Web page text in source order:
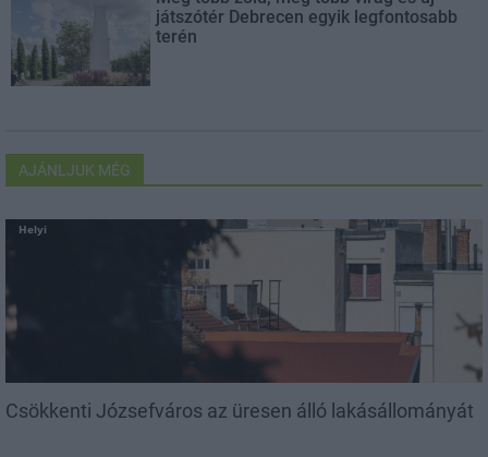
játszótér Debrecen egyik legfontosabb
terén
AJÁNLJUK MÉG
Helyi
Csökkenti Józsefváros az üresen álló lakásállományát